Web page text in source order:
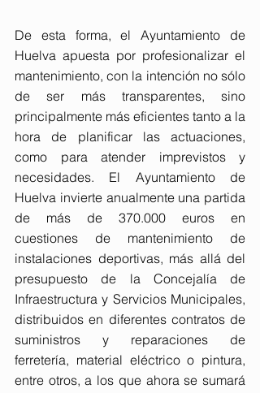
De esta forma, el Ayuntamiento de
Huelva apuesta por profesionalizar el
mantenimiento, con la intención no sólo
de ser más transparentes, sino
principalmente más eficientes tanto a la
hora de planificar las actuaciones,
como para atender imprevistos y
necesidades. El Ayuntamiento de
Huelva invierte anualmente una partida
de más de 370.000 euros en
cuestiones de mantenimiento de
instalaciones deportivas, más allá del
presupuesto de la Concejalía de
Infraestructura y Servicios Municipales,
distribuidos en diferentes contratos de
suministros y reparaciones de
ferretería, material eléctrico o pintura,
entre otros, a los que ahora se sumará